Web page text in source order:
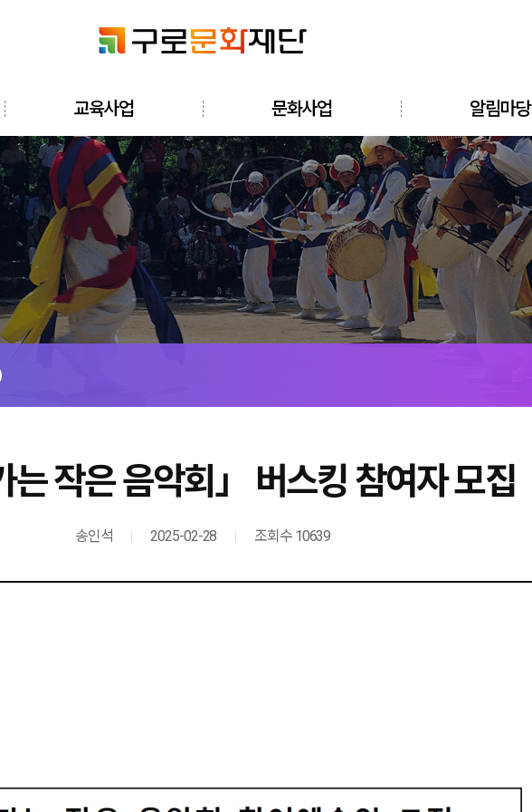
검색창 열기
교육사업 문화사업 알림마당
전체메뉴 열기
는 작은 음악회」 버스킹 참여자 모집
송인석 2025-02-28 조회수 10639